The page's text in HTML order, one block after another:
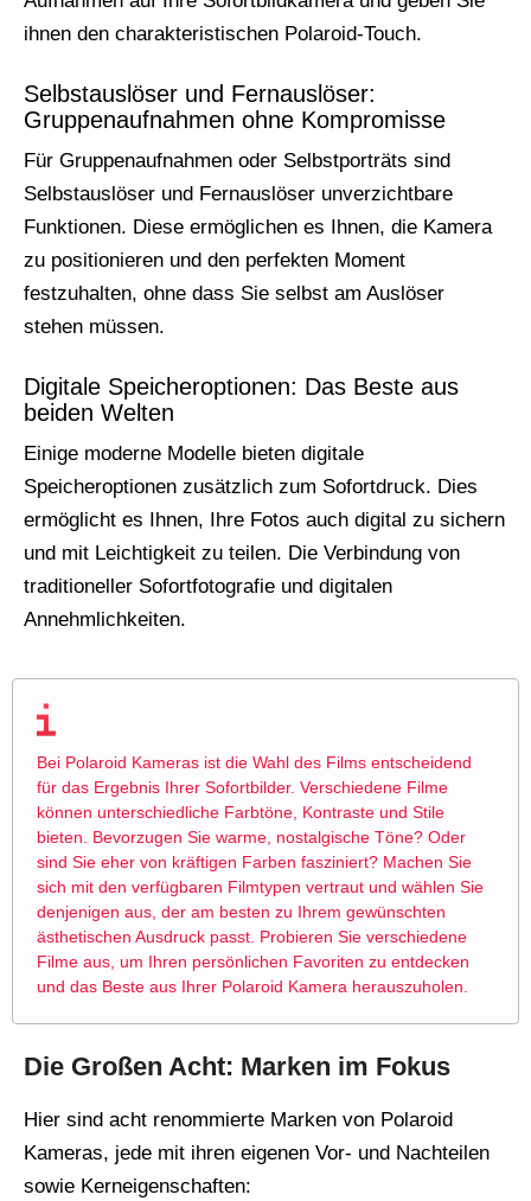
ihnen den charakteristischen Polaroid-Touch.
Selbstauslöser und Fernauslöser:
Gruppenaufnahmen ohne Kompromisse
Für Gruppenaufnahmen oder Selbstporträts sind
Selbstauslöser und Fernauslöser unverzichtbare
Funktionen. Diese ermöglichen es Ihnen, die Kamera
zu positionieren und den perfekten Moment
festzuhalten, ohne dass Sie selbst am Auslöser
stehen müssen.
Digitale Speicheroptionen: Das Beste aus
beiden Welten
Einige moderne Modelle bieten digitale
Speicheroptionen zusätzlich zum Sofortdruck. Dies
ermöglicht es Ihnen, Ihre Fotos auch digital zu sichern
und mit Leichtigkeit zu teilen. Die Verbindung von
traditioneller Sofortfotografie und digitalen
Annehmlichkeiten.
Bei Polaroid Kameras ist die Wahl des Films entscheidend
für das Ergebnis Ihrer Sofortbilder. Verschiedene Filme
können unterschiedliche Farbtöne, Kontraste und Stile
bieten. Bevorzugen Sie warme, nostalgische Töne? Oder
sind Sie eher von kräftigen Farben fasziniert? Machen Sie
sich mit den verfügbaren Filmtypen vertraut und wählen Sie
denjenigen aus, der am besten zu Ihrem gewünschten
ästhetischen Ausdruck passt. Probieren Sie verschiedene
Filme aus, um Ihren persönlichen Favoriten zu entdecken
und das Beste aus Ihrer Polaroid Kamera herauszuholen.
Die Großen Acht: Marken im Fokus
Hier sind acht renommierte Marken von Polaroid
Kameras, jede mit ihren eigenen Vor- und Nachteilen
sowie Kerneigenschaften: